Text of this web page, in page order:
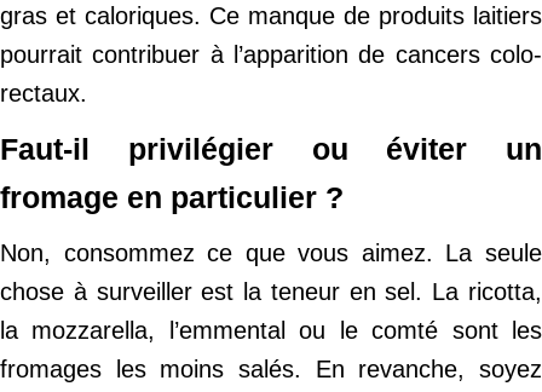
gras et caloriques. Ce manque de produits laitiers
pourrait contribuer à l’apparition de cancers colo-
rectaux.
Faut-il privilégier ou éviter un
fromage en particulier ?
Non, consommez ce que vous aimez. La seule
chose à surveiller est la teneur en sel. La ricotta,
la mozzarella, l’emmental ou le comté sont les
fromages les moins salés. En revanche, soyez